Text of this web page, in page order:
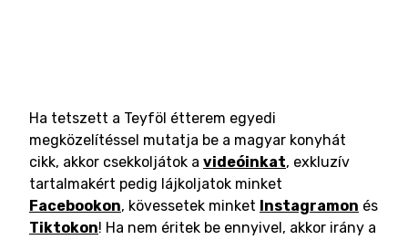
Ha tetszett a Teyföl étterem egyedi
megközelítéssel mutatja be a magyar konyhát
cikk, akkor csekkoljátok a videóinkat, exkluzív
tartalmakért pedig lájkoljatok minket
Facebookon, kövessetek minket Instagramon és
Tiktokon! Ha nem éritek be ennyivel, akkor irány a